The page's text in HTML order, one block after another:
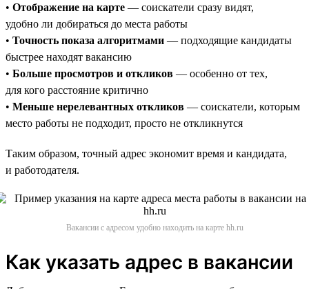
• Отображение на карте — соискатели сразу видят,
удобно ли добираться до места работы
• Точность показа алгоритмами — подходящие кандидаты
быстрее находят вакансию
• Больше просмотров и откликов — особенно от тех,
для кого расстояние критично
• Меньше нерелевантных откликов — соискатели, которым
место работы не подходит, просто не откликнутся
Таким образом, точный адрес экономит время и кандидата,
и работодателя.
Вакансии с адресом удобно находить на карте hh.ru
Как указать адрес в вакансии